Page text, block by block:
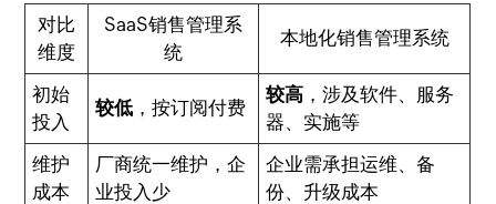
对比
维度
SaaS销售管理系
统
本地化销售管理系统
初始
投入
较低 ，按订阅付费
较高 ，涉及软件、服务
器、实施等
维护
成本
厂商统一维护，企
业投入少
企业需承担运维、备
份、升级成本